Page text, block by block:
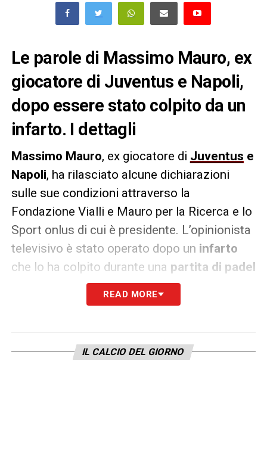
Le parole di Massimo Mauro, ex
giocatore di Juventus e Napoli,
dopo essere stato colpito da un
infarto. I dettagli
Massimo Mauro, ex giocatore di Juventus e
Napoli, ha rilasciato alcune dichiarazioni
sulle sue condizioni attraverso la
Fondazione Vialli e Mauro per la Ricerca e lo
Sport onlus di cui è presidente. L’opinionista
televisivo è stato operato dopo un infarto
che lo ha colpito durante una partita di padel
bravissimi e lo sono tuttora. Vengo seguito
bene e coccolato».
READ MORE
IL CALCIO DEL GIORNO